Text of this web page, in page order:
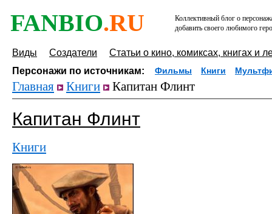
FANBIO.RU
Коллективный блог о
добавить своего любимого
Виды Создатели
Статьи о кино, комиксах, книгах и
Персонажи по источникам:
Фильмы Книги
Главная Книги Капитан Флинт
Капитан Флинт
Книги